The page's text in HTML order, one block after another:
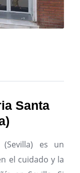
Santa
(Sevilla) es un
el cuidado y la